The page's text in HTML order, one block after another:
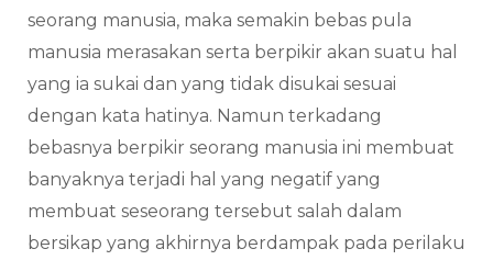
seorang manusia, maka semakin bebas pula
manusia merasakan serta berpikir akan suatu hal
yang ia sukai dan yang tidak disukai sesuai
dengan kata hatinya. Namun terkadang
bebasnya berpikir seorang manusia ini membuat
banyaknya terjadi hal yang negatif yang
membuat seseorang tersebut salah dalam
bersikap yang akhirnya berdampak pada perilaku